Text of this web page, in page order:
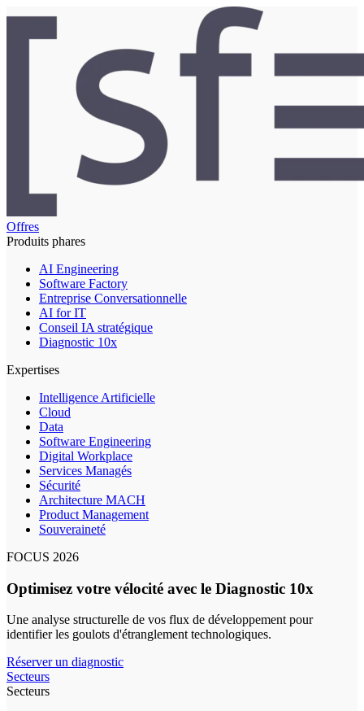
Offres
Produits phares
AI Engineering
Software Factory
Entreprise Conversationnelle
AI for IT
Conseil IA stratégique
Diagnostic 10x
Expertises
Intelligence Artificielle
Cloud
Data
Software Engineering
Digital Workplace
Services Managés
Sécurité
Architecture MACH
Product Management
Souveraineté
FOCUS 2026
Optimisez votre vélocité avec le Diagnostic 10x
Une analyse structurelle de vos flux de développement pour
identifier les goulots d'étranglement technologiques.
Réserver un diagnostic
Secteurs
Secteurs